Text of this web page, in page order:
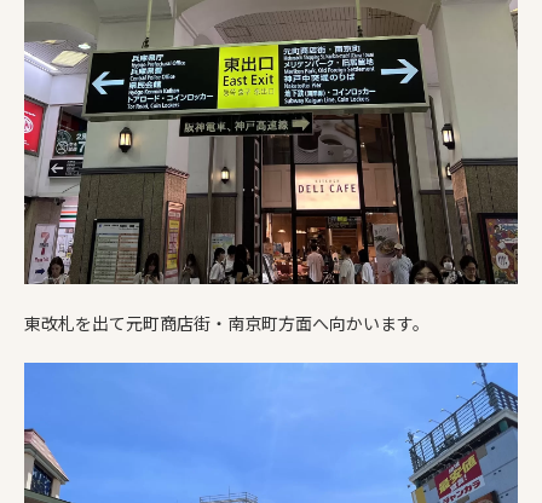
東改札を出て元町商店街・南京町方面へ向かいます。